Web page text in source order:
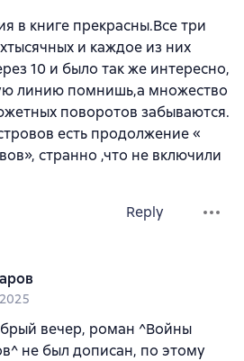
в книге прекрасны.Все три
и каждое из них
10 и было так же интересно,
линию помнишь,а множество
поворотов забываются.
есть продолжение «
странно ,что не включили
Reply
вечер, роман ^Войны
не был дописан, по этому